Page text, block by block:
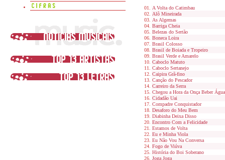
A Volta do Catimbau
Alô Mineirada
As Algemas
Barriga Cheia
Belezas do Sertão
Boneca Loira
Brasil Colosso
Brasil de Boiada e Tropeiro
Brasil Verde e Amarelo
Caboclo Matuto
Caboclo Sertanejo
Caipira Grã-fino
Canção do Pescador
Carreiro da Serra
Chegou a Hora da Onça Beber Água
Cidadão Uai
Compadre Conquistador
Desaforo do Meu Bem
Diabinha Deixa Disso
Encontro Com a Felicidade
Estamos de Volta
Eu e Minha Viola
Eu Não Vou Na Conversa
Fogo de Viúva
História do Boi Soberano
Joga Joga